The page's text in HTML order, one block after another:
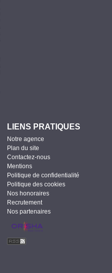
LIENS PRATIQUES
Notre agence
Plan du site
Contactez-nous
Mentions
Politique de confidentialité
Politique des cookies
Nos honoraires
Recrutement
Nos partenaires